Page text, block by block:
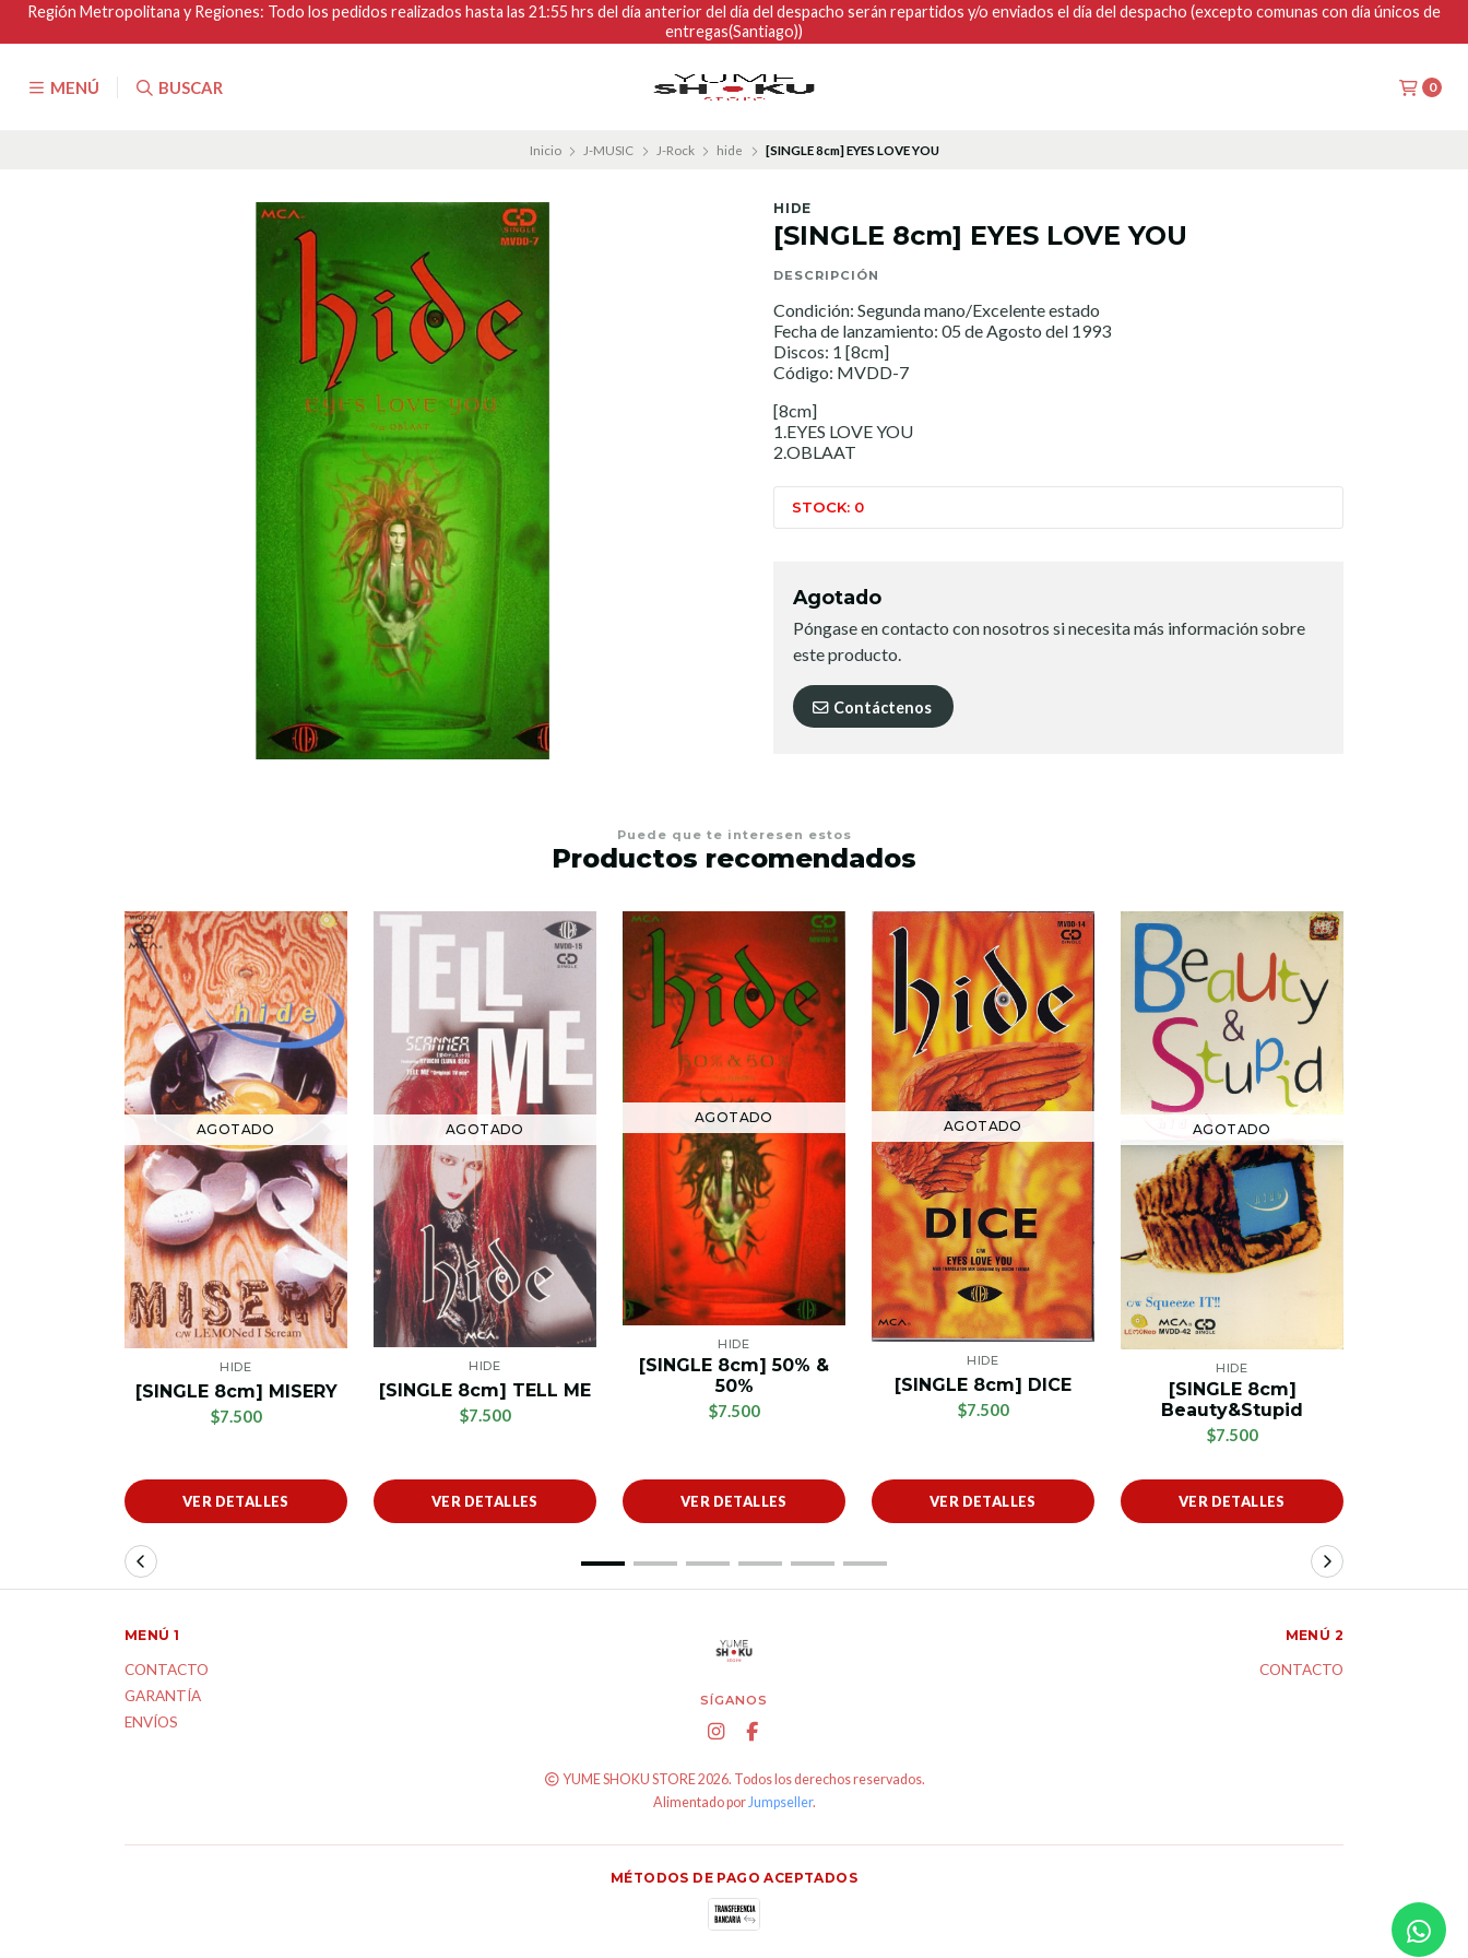
MENÚ BUSCAR 0
Región Metropolitana y Regiones: Todo los pedidos realizados hasta las 21:55 hrs del día anterior del día del despacho serán repartidos y/o enviados el día del despacho (excepto comunas con día únicos de
entregas(Santiago))
Inicio J-MUSIC J-Rock hide [SINGLE 8cm] EYES LOVE YOU
HIDE
[SINGLE 8cm] EYES LOVE YOU
DESCRIPCIÓN
Condición: Segunda mano/Excelente estado
Fecha de lanzamiento: 05 de Agosto del 1993
Discos: 1 [8cm]
Código: MVDD-7
[8cm]
1.EYES LOVE YOU
2.OBLAAT
STOCK: 0
Agotado
Póngase en contacto con nosotros si necesita más información sobre
este producto.
Contáctenos
Puede que te interesen estos
Productos recomendados
AGOTADO
HIDE
[SINGLE 8cm] MISERY
$7.500
VER DETALLES
AGOTADO
HIDE
[SINGLE 8cm] TELL ME
$7.500
VER DETALLES
AGOTADO
HIDE
[SINGLE 8cm] 50% &
50%
$7.500
VER DETALLES
AGOTADO
HIDE
[SINGLE 8cm] DICE
$7.500
VER DETALLES
AGOTADO
HIDE
[SINGLE 8cm]
Beauty&Stupid
$7.500
VER DETALLES
SÍGANOS
YUME SHOKU STORE 2026. Todos los derechos reservados.
Alimentado porJumpseller.
MENÚ 1
CONTACTO
GARANTÍA
ENVÍOS
MENÚ 2
CONTACTO
MÉTODOS DE PAGO ACEPTADOS